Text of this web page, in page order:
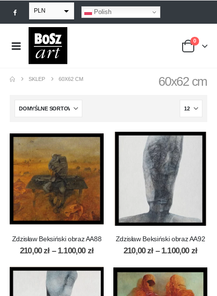
PLN
EUR
USD
Polish
0
60x62 cm
SKLEP 60X62 CM
Zdzisław Beksiński obraz AA88
210,00zł – 1.100,00 zł
Zdzisław Beksiński obraz AA92
210,00zł – 1.100,00 zł